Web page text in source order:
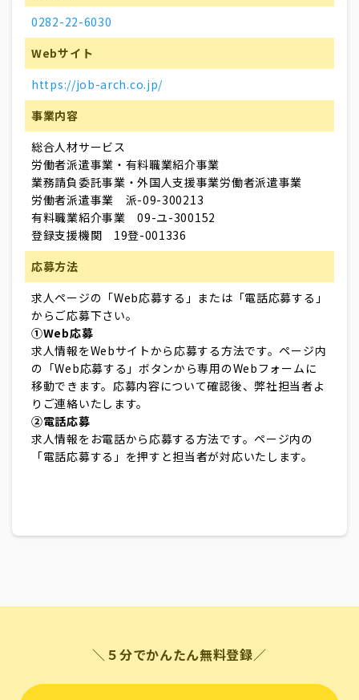
0282-22-6030
Webサイト
https://job-arch.co.jp/
事業内容
総合人材サービス
労働者派遣事業・有料職業紹介事業
業務請負委託事業・外国人支援事業労働者派遣事業
労働者派遣事業 派-09-300213
有料職業紹介事業 09-ユ-300152
登録支援機関 19登-001336
応募方法
求人ページの「Web応募する」または「電話応募する」
からご応募下さい。
①Web応募
求人情報をWebサイトから応募する方法です。ページ内
の「Web応募する」ボタンから専用のWebフォームに
移動できます。応募内容について確認後、弊社担当者よ
りご連絡いたします。
②電話応募
求人情報をお電話から応募する方法です。ページ内の
「電話応募する」を押すと担当者が対応いたします。
＼５分でかんたん無料登録／